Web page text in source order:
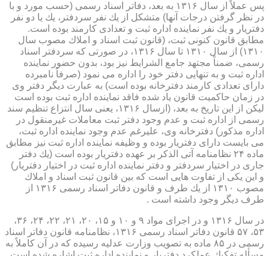
پس عملاً از سال ۱۳۱۶ به بعد، دفاتر اسناد رسمی (حسب مورد و با
در نظر گرفتن درجات آنها) متشكل از یك نفر سردفتر، یك یا دو نفر
دفتریار و یك نفر نماینده اداره ثبت و تعدادی كارمند بوده است.
مطابق قانون كنونی ثبت، (قانون ثبت اسناد و املاك مصوب سال
۱۳۱۰) از سال ۱۳۱۰ تا سال ۱۳۱۶، در صورتی كه سردفتر اسناد
رسمی، ضمناً مجتهد جامع الشرایط نیز بود، بدون حضور نماینده
اداره ثبت و به تنهایی دفتر خود را اداره می نمود (صرفاً نامبرده
دارای تعدادی كارمند دفترخانه بوده است) به عبارت دیگر دفتر وی
در زمان حاكمیت قانون یاد شده فاقد نماینده اداره ثبت بوده است
لیكن از این تاریخ به بعد، (ازسال ۱۳۱۶، یعنی سال انتزاع تنظیم سند
رسمی از اداره ثبت و عدم وجود دفتر ثبت معاملات غیرمنقول در
اداره مذكور) دفترخانه وی، علیرغم عدم وجود نماینده اداره ثبت،
می بایست دارای دفتریار بوده و وظیفه نماینده اداره ثبت نیز مطابق
ماده ۲۴ نظامنامه آتی الذكر بر عهده دفتریار بوده است (یك دفتر
جاری در اختیار سردفتر و دفتر نماینده اداره ثبت در اختیار دفتریار)
و این یكی از تفاوت هایی است كه بین قانون ثبت اسناد و املاك
مصوب ۱۳۱۰ از یك طرف و قانون دفاتر اسناد رسمی ۱۳۱۶ از
طرف دیگر وجود داشته است .
در سال ۱۳۱۶ و در اجرای مواد ۹ و ۱۰ و ۱۵، ۲۰، ۲۱، ۲۲، ۲۴، ۳۶،
۵۳، ۵۷ قانون دفاتر اسناد رسمی ۱۳۱۶، نظامنامه قانون دفاتر اسناد
رسمی در ۸۵ ماده به تصویب وزارت عدلیه رسیده كه در آن كاملاً به